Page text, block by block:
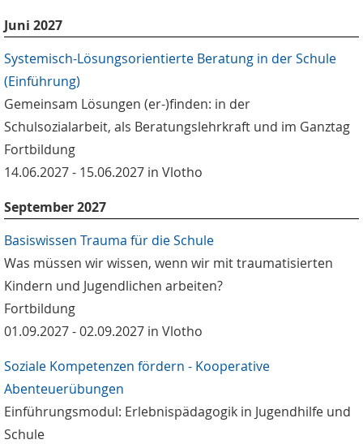
Juni 2027
Systemisch-Lösungsorientierte Beratung in der Schule
(Einführung)
Gemeinsam Lösungen (er-)finden: in der
Schulsozialarbeit, als Beratungslehrkraft und im Ganztag
Fortbildung
14.06.2027 - 15.06.2027 in Vlotho
September 2027
Basiswissen Trauma für die Schule
Was müssen wir wissen, wenn wir mit traumatisierten
Kindern und Jugendlichen arbeiten?
Fortbildung
01.09.2027 - 02.09.2027 in Vlotho
Soziale Kompetenzen fördern - Kooperative
Abenteuerübungen
Einführungsmodul: Erlebnispädagogik in Jugendhilfe und
Schule